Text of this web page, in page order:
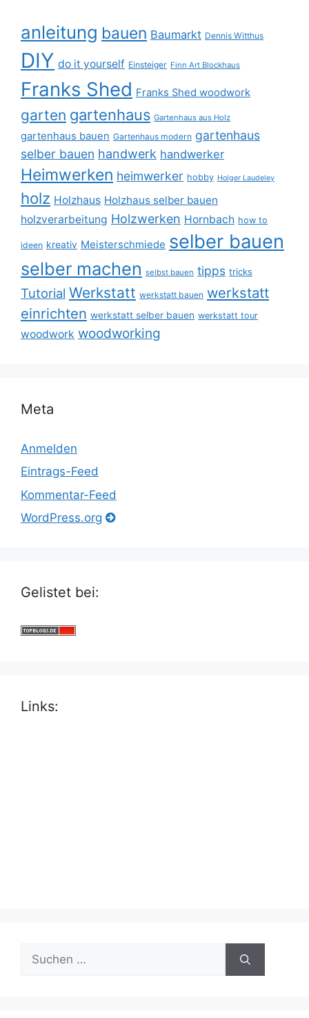
anleitung bauen Baumarkt Dennis Witthus
DIY do it yourself Einsteiger Finn Art Blockhaus
Franks Shed Franks Shed woodwork
garten gartenhaus Gartenhaus aus Holz
gartenhaus bauen Gartenhaus modern gartenhaus
selber bauen handwerk handwerker
Heimwerken heimwerker hobby Holger Laudeley
holz Holzhaus Holzhaus selber bauen
holzverarbeitung Holzwerken Hornbach how to
ideen kreativ Meisterschmiede selber bauen
selber machen selbst bauen tipps tricks
Tutorial Werkstatt werkstatt bauen werkstatt
einrichten werkstatt selber bauen werkstatt tour
woodwork woodworking
Meta
Anmelden
Eintrags-Feed
Kommentar-Feed
WordPress.org
Gelistet bei:
Links:
Suche
nach: